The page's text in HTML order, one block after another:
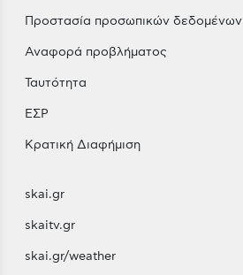
Προστασία προσωπικών δεδομένων
Αναφορά προβλήματος
Ταυτότητα
ΕΣΡ
Κρατική Διαφήμιση
skai.gr
skaitv.gr
skai.gr/weather